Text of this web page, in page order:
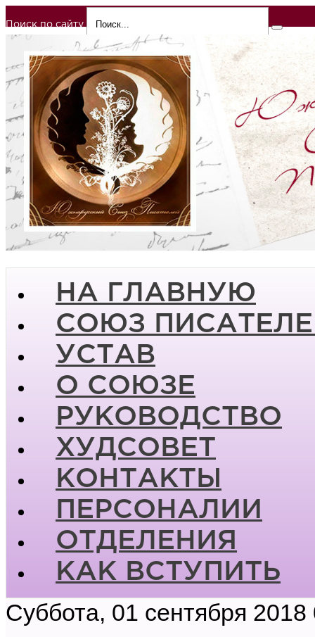
Поиск по сайту
НА ГЛАВНУЮ
СОЮЗ
УСТАВ
О СОЮЗЕ
РУКОВОДСТВО
ХУДСОВЕТ
КОНТАКТЫ
ПЕРСОНАЛИИ
ОТДЕЛЕНИЯ
КАК ВСТУПИТЬ
Суббота, 01 сентября 2018